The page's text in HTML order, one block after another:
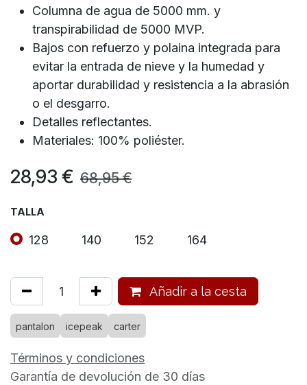
Columna de agua de 5000 mm. y
transpirabilidad de 5000 MVP.
Bajos con refuerzo y polaina integrada para
evitar la entrada de nieve y la humedad y
aportar durabilidad y resistencia a la abrasión
o el desgarro.
Detalles reflectantes.
Materiales: 100% poliéster.
28,93 € 68,95€
TALLA
128 140 152 164
Añadir a la cesta
pantalon icepeak carter
Términos y condiciones
Garantía de devolución de 30 días